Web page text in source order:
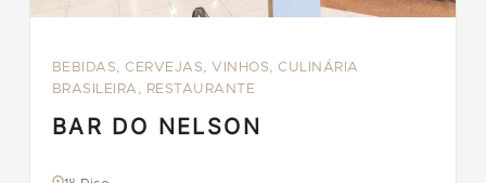
BEBIDAS, CERVEJAS, VINHOS, CULINÁRIA
BRASILEIRA, RESTAURANTE
BAR DO NELSON